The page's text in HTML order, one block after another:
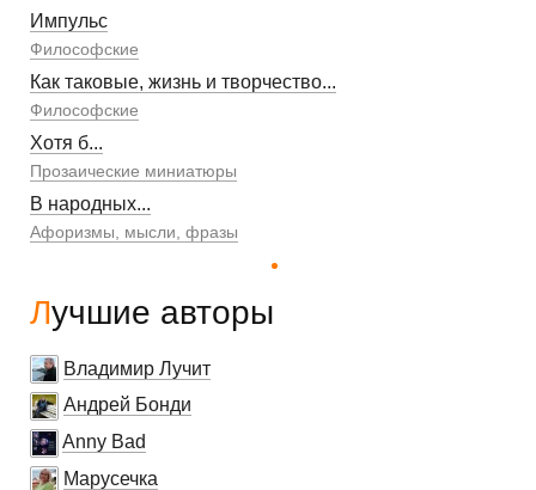
Импульс
Философские
Как таковые, жизнь и творчество...
Философские
Хотя б...
Прозаические миниатюры
В народных...
Афоризмы, мысли, фразы
Лучшие авторы
Владимир Лучит
Андрей Бонди
Anny Bad
Марусечка